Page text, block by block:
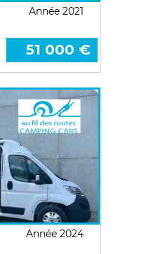
Année 2021
51 000 €
Année 2024